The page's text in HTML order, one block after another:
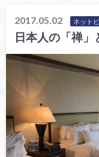
2017.05.02 ネット
日本人の「禅」